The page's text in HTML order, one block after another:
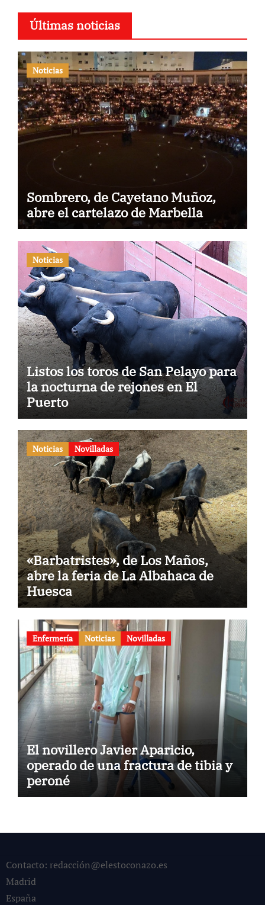
Últimas noticias
Noticias
Sombrero, de Cayetano Muñoz,
abre el cartelazo de Marbella
Noticias
Listos los toros de San Pelayo para
la nocturna de rejones en El
Puerto
Noticias Novilladas
«Barbatristes», de Los Maños,
abre la feria de La Albahaca de
Huesca
Enfermería Noticias Novilladas
El novillero Javier Aparicio,
operado de una fractura de tibia y
peroné
Contacto: redacción@elestoconazo.es
Madrid
España